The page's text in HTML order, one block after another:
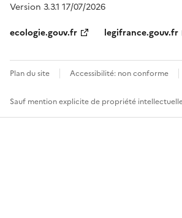
Version 3.3.1 17/07/2026
ecologie.gouv.fr
legifrance.gouv.fr
Plan du site Accessibilité: non conforme
Sauf mention explicite de propriété